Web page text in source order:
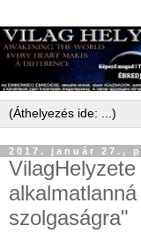
2017. január 27.,
szolgaságra"